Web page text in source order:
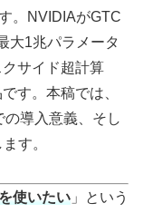
。NVIDIAがGTC
大1兆パラメータ
サイド超計算
す。本稿では、
導入意義、そし
す。
使いたい 」という